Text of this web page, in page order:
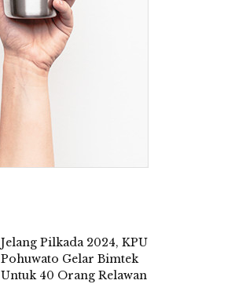
Jelang Pilkada 2024, KPU
Pohuwato Gelar Bimtek
Untuk 40 Orang Relawan